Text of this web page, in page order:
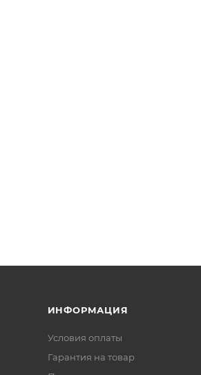
ИНФОРМАЦИЯ
Условия оплаты
Гарантия на товар